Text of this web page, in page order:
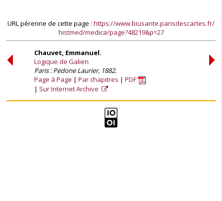
URL pérenne de cette page : https://www.biusante.parisdescartes.fr/
histmed/medica/page?48219&p=27
Chauvet, Emmanuel.
Logique de Galien
Paris : Pedone Laurier, 1882.
Page à Page
Par chapitres
PDF
Sur Internet Archive